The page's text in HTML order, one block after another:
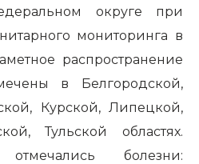
округе при
мониторинга в
распространение
в Белгородской,
Курской, Липецкой,
Тульской областях.
отмечались болезни: